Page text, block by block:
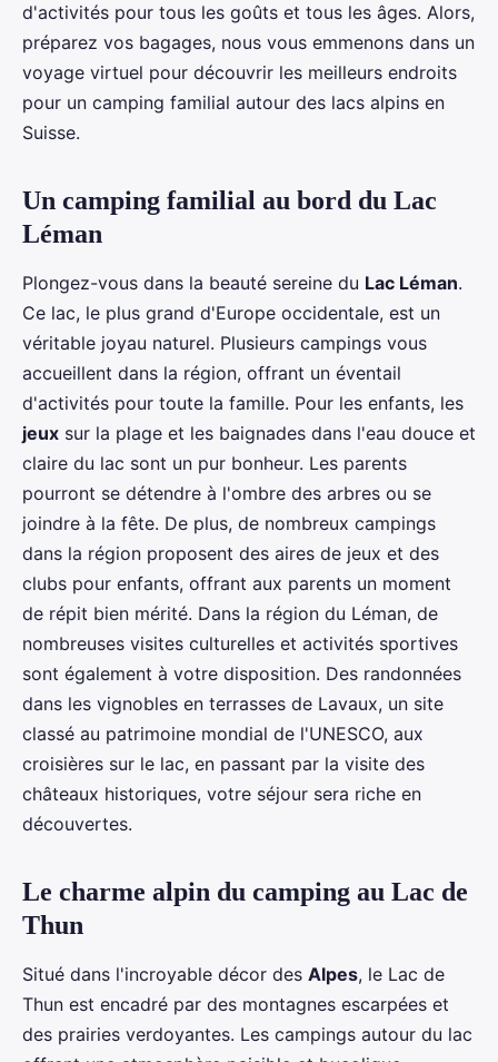
d'activités pour tous les goûts et tous les âges. Alors,
préparez vos bagages, nous vous emmenons dans un
voyage virtuel pour découvrir les meilleurs endroits
pour un camping familial autour des lacs alpins en
Suisse.
Un camping familial au bord du Lac
Léman
Plongez-vous dans la beauté sereine du Lac Léman.
Ce lac, le plus grand d'Europe occidentale, est un
véritable joyau naturel. Plusieurs campings vous
accueillent dans la région, offrant un éventail
d'activités pour toute la famille. Pour les enfants, les
jeux sur la plage et les baignades dans l'eau douce et
claire du lac sont un pur bonheur. Les parents
pourront se détendre à l'ombre des arbres ou se
joindre à la fête. De plus, de nombreux campings
dans la région proposent des aires de jeux et des
clubs pour enfants, offrant aux parents un moment
de répit bien mérité. Dans la région du Léman, de
nombreuses visites culturelles et activités sportives
sont également à votre disposition. Des randonnées
dans les vignobles en terrasses de Lavaux, un site
classé au patrimoine mondial de l'UNESCO, aux
croisières sur le lac, en passant par la visite des
châteaux historiques, votre séjour sera riche en
découvertes.
Le charme alpin du camping au Lac de
Thun
Situé dans l'incroyable décor des Alpes, le Lac de
Thun est encadré par des montagnes escarpées et
des prairies verdoyantes. Les campings autour du lac